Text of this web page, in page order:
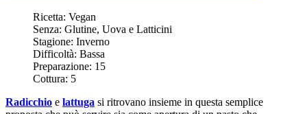
Ricetta: Vegan
Senza: Glutine, Uova e Latticini
Stagione: Inverno
Difficoltà: Bassa
Preparazione: 15
Cottura: 5
Radicchio e lattuga si ritrovano insieme in questa semplice